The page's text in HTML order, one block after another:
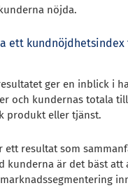
nöjda.
ett
ger en inblick i
och kundernas totala
produkt eller tjänst.
ett resultat som
kunderna är det bäst att